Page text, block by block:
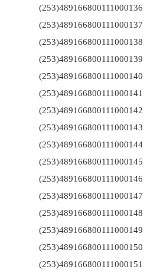
(253)489166800111000136
(253)489166800111000137
(253)489166800111000138
(253)489166800111000139
(253)489166800111000140
(253)489166800111000141
(253)489166800111000142
(253)489166800111000143
(253)489166800111000144
(253)489166800111000145
(253)489166800111000146
(253)489166800111000147
(253)489166800111000148
(253)489166800111000149
(253)489166800111000150
(253)489166800111000151